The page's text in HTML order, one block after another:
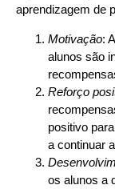
aprendizagem de
Motivação:
alunos são
Reforço
positivo
a continuar
os alunos a